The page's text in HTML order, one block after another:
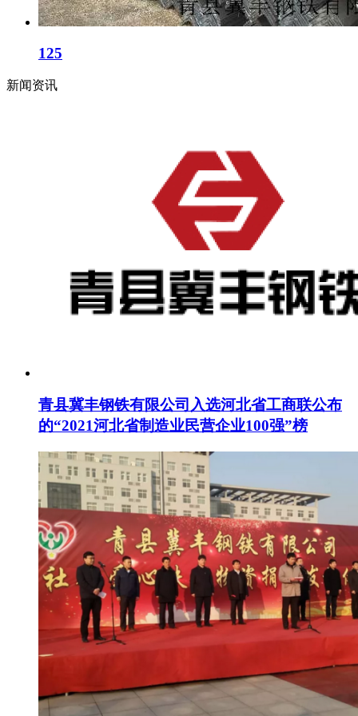
125
新闻资讯
青县冀丰钢铁有限公司入选河北省工商联公布
的“2021河北省制造业民营企业100强”榜